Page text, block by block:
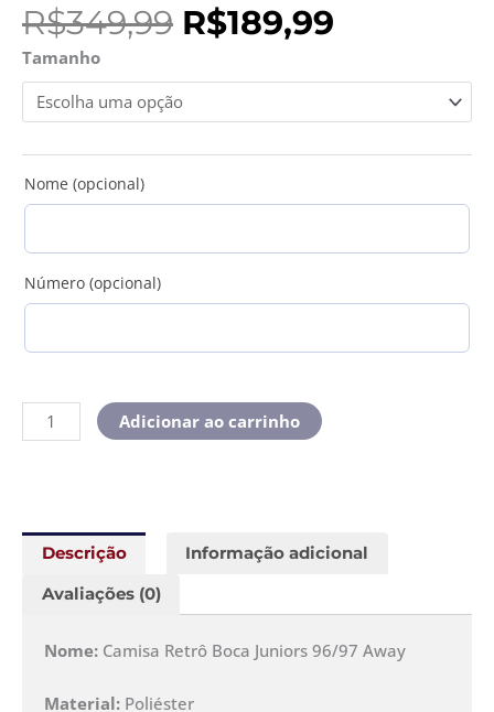
R$349,99 O
preço
original
era:
R$349,99.
R$189,99
atual
R$189,99.
Tamanho
Nome (opcional)
Número (opcional)
Camisa
Retrô
Boca
Juniors
96/97
Away
quantidade
Adicionar ao carrinho
Descrição Informação adicional
Avaliações (0)
Nome: Camisa Retrô Boca Juniors 96/97 Away
Material: Poliéster